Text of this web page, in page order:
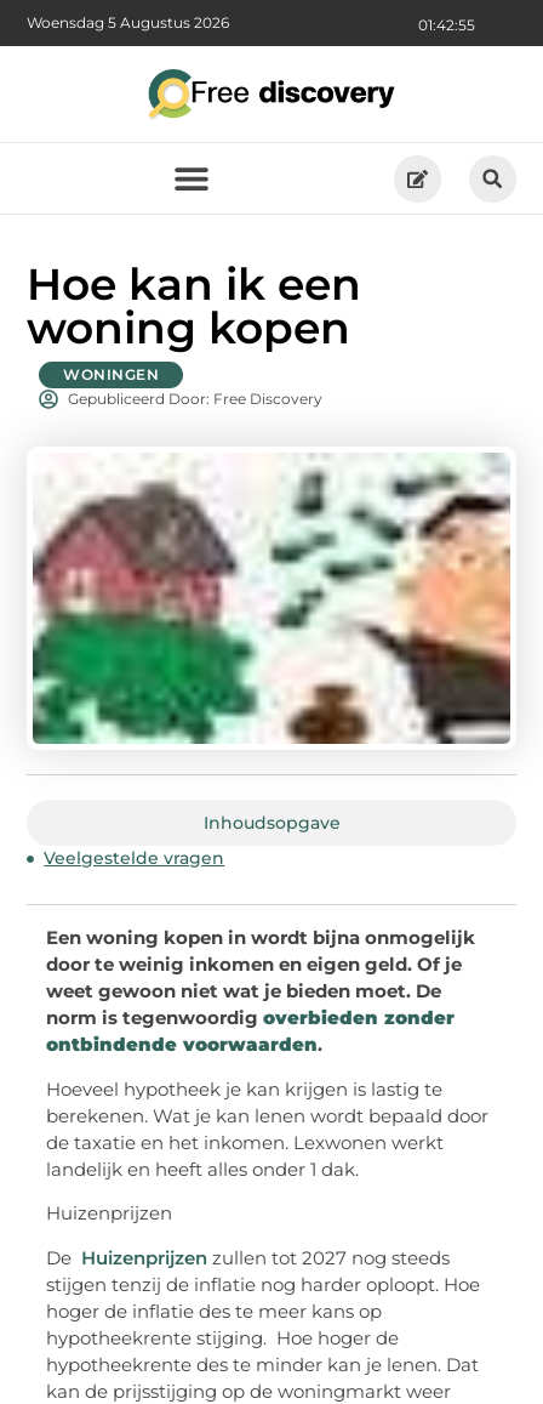
01:42:57
Woensdag 5 Augustus 2026
Hoe kan ik een
woning kopen
WONINGEN
Gepubliceerd Door: Free Discovery
Inhoudsopgave
Veelgestelde vragen
Een woning kopen in wordt bijna onmogelijk
door te weinig inkomen en eigen geld. Of je
weet gewoon niet wat je bieden moet. De
norm is tegenwoordigoverbieden zonder
ontbindende voorwaarden.
Hoeveel hypotheek je kan krijgen is lastig te
berekenen. Wat je kan lenen wordt bepaald door
de taxatie en het inkomen. Lexwonen werkt
landelijk en heeft alles onder 1 dak.
Huizenprijzen
De Huizenprijzen zullen tot 2027 nog steeds
stijgen tenzij de inflatie nog harder oploopt. Hoe
hoger de inflatie des te meer kans op
hypotheekrente stijging. Hoe hoger de
hypotheekrente des te minder kan je lenen. Dat
kan de prijsstijging op de woningmarkt weer